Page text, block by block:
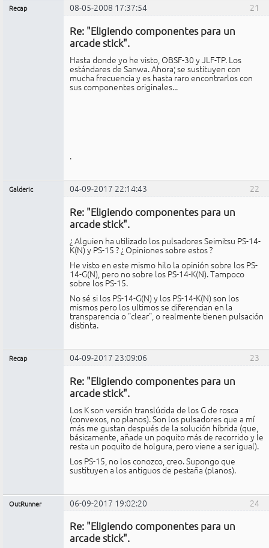
21
Recap 08-05-2008 17:37:54
Re: "Eligiendo componentes para un
arcade stick".
Hasta donde yo he visto, OBSF-30 y JLF-TP. Los
estándares de Sanwa. Ahora; se sustituyen con
mucha frecuencia y es hasta raro encontrarlos con
sus componentes originales...
.
22
Galderic 04-09-2017 22:14:43
Re: "Eligiendo componentes para un
arcade stick".
¿ Alguien ha utilizado los pulsadores Seimitsu PS-14-
K(N) y PS-15 ? ¿ Opiniones sobre estos ?
He visto en este mismo hilo la opinión sobre los PS-
14-G(N), pero no sobre los PS-14-K(N). Tampoco
sobre los PS-15.
No sé si los PS-14-G(N) y los PS-14-K(N) son los
mismos pero los ultimos se diferencian en la
transparencia o "clear", o realmente tienen pulsación
distinta.
23
Recap 04-09-2017 23:09:06
Re: "Eligiendo componentes para un
arcade stick".
Los K son versión translúcida de los G de rosca
(convexos, no planos). Son los pulsadores que a mí
más me gustan después de la solución híbrida (que,
básicamente, añade un poquito más de recorrido y le
resta un poquito de holgura, pero viene a ser igual).
Los PS-15, no los conozco, creo. Supongo que
sustituyen a los antiguos de pestaña (planos).
24
OutRunner 06-09-2017 19:02:20
Re: "Eligiendo componentes para un
arcade stick".